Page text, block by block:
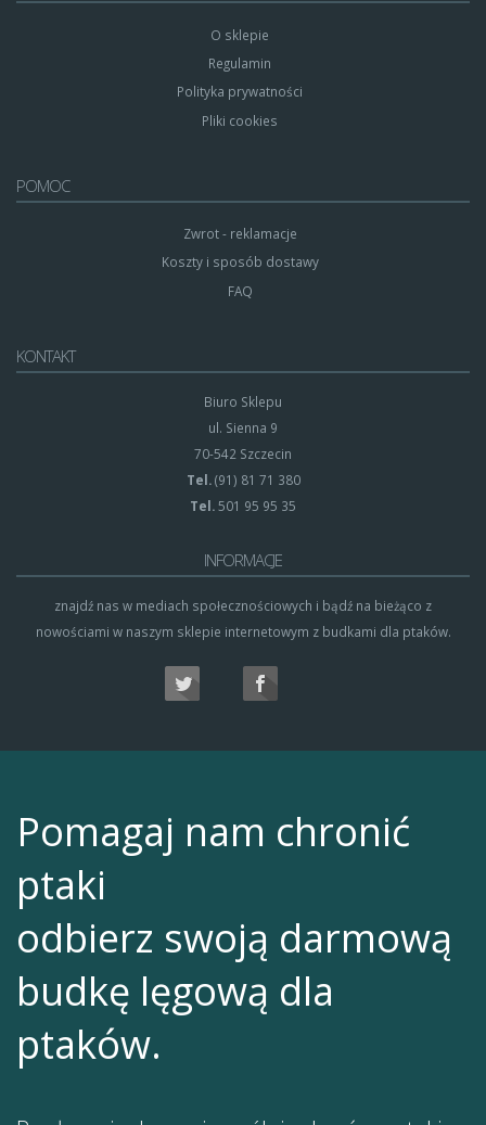
O sklepie
Regulamin
Polityka prywatności
Pliki cookies
POMOC
Zwrot - reklamacje
Koszty i sposób dostawy
FAQ
KONTAKT
Biuro Sklepu
ul. Sienna 9
70-542 Szczecin
Tel.(91) 81 71 380
Tel. 501 95 95 35
INFORMACJE
znajdź nas w mediach społecznościowych i bądź na bieżąco z
nowościami w naszym sklepie internetowym z budkami dla ptaków.
Pomagaj nam chronić
ptaki
odbierz swoją darmową
budkę lęgową dla
ptaków.